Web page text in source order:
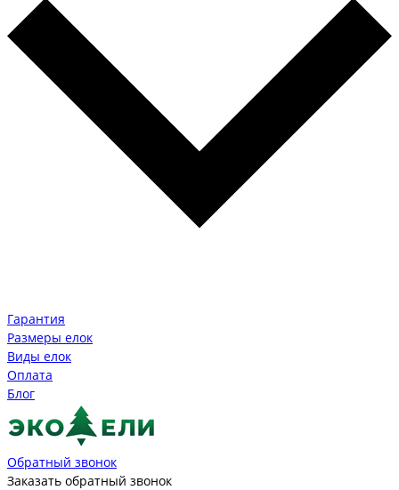
Гарантия
Размеры елок
Виды елок
Оплата
Блог
Обратный звонок
Заказать обратный звонок